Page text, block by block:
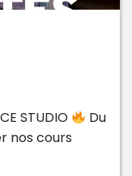
STUDIO
Du
nos cours